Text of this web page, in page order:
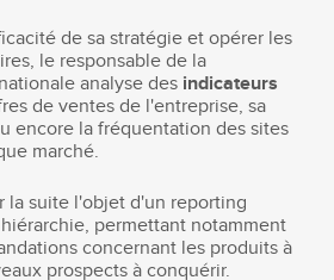
de sa stratégie et opérer les
le responsable de la
analyse des indicateurs
de ventes de l'entreprise, sa
encore la fréquentation des sites
marché.
la suite l'objet d'un reporting
permettant notamment
concernant les produits à
prospects à conquérir.